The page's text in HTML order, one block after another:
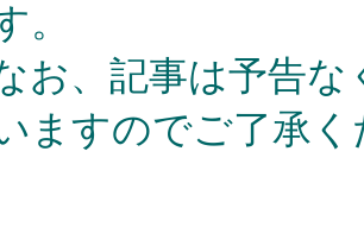
。
お、記事は予告
ますのでご了承